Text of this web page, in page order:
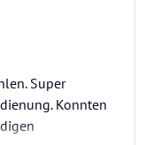
Super
Konnten